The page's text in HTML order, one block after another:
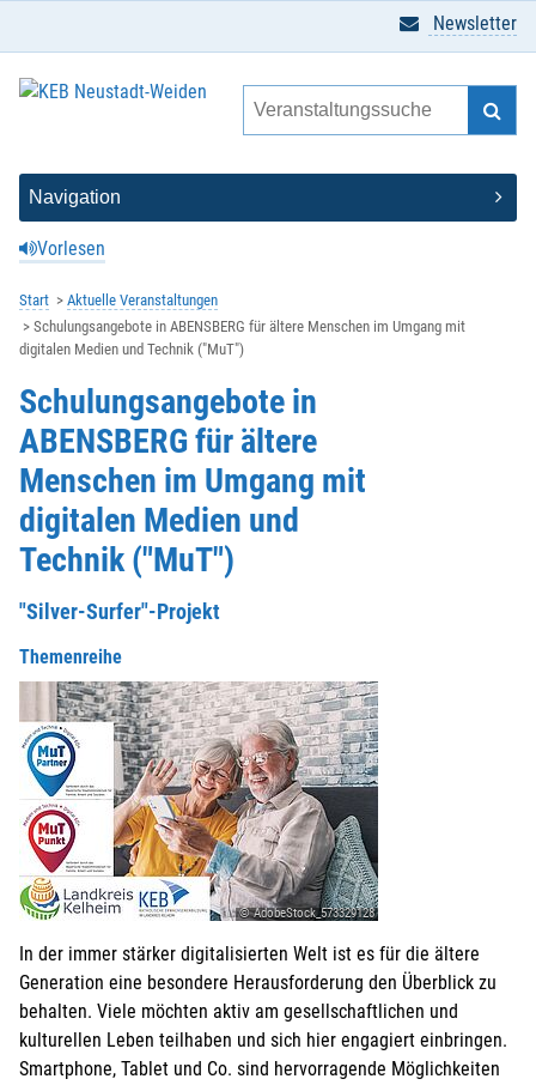
Vorlesen
Newsletter
Start
Aktuelle Veranstaltungen
Schulungsangebote in ABENSBERG für ältere Menschen im Umgang mit
digitalen Medien und Technik ("MuT")
Schulungsangebote in
ABENSBERG für ältere
Menschen im Umgang mit
digitalen Medien und
Technik ("MuT")
"Silver-Surfer"-Projekt
Themenreihe
© AdobeStock_573329128
In der immer stärker digitalisierten Welt ist es für die ältere
Generation eine besondere Herausforderung den Überblick zu
behalten. Viele möchten aktiv am gesellschaftlichen und
kulturellen Leben teilhaben und sich hier engagiert einbringen.
Smartphone, Tablet und Co. sind hervorragende Möglichkeiten